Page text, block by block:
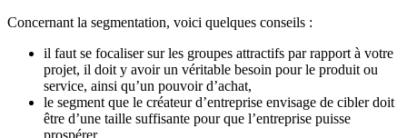
Concernant la segmentation, voici quelques conseils :
il faut se focaliser sur les groupes attractifs par rapport à votre
projet, il doit y avoir un véritable besoin pour le produit ou
service, ainsi qu’un pouvoir d’achat,
le segment que le créateur d’entreprise envisage de cibler doit
être d’une taille suffisante pour que l’entreprise puisse
prospérer,